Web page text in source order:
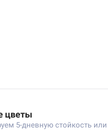
цветы
5-дневную стойкость или